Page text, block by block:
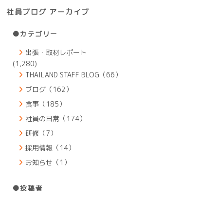
ジ
送
社員ブログ アーカイブ
●カテゴリー
出張・取材レポート
(1,280)
THAILAND STAFF BLOG（66）
ブログ（162）
食事（185）
社員の日常（174）
研修（7）
採用情報（14）
お知らせ（1）
●投稿者